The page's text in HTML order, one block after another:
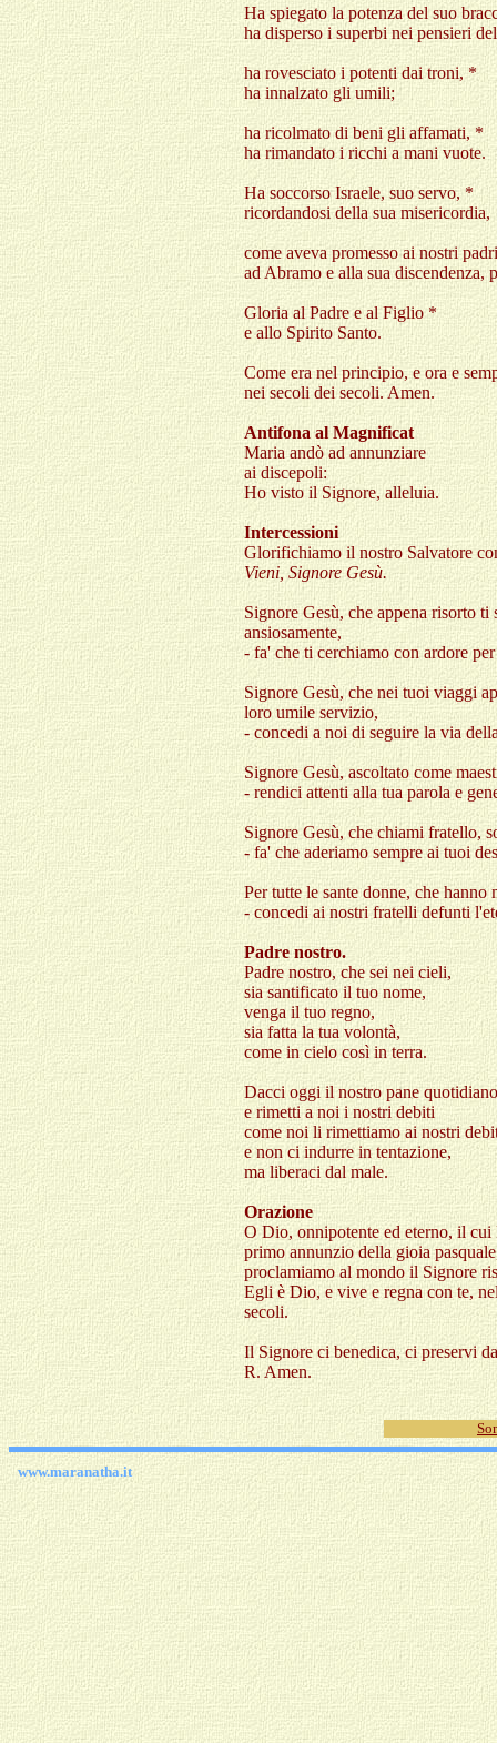
Ha spiegato la potenza del suo
ha disperso i superbi nei pensieri
ha rovesciato i potenti dai troni, *
ha innalzato gli umili;
ha ricolmato di beni gli affamati, *
ha rimandato i ricchi a mani vuote.
Ha soccorso Israele, suo servo, *
ricordandosi della sua misericordia,
come aveva promesso ai nostri
ad Abramo e alla sua discendenza,
Gloria al Padre e al Figlio *
e allo Spirito Santo.
Come era nel principio, e ora e
nei secoli dei secoli. Amen.
Antifona al Magnificat
Maria andò ad annunziare
ai discepoli:
Ho visto il Signore, alleluia.
Intercessioni
Glorifichiamo il nostro Salvatore
Vieni, Signore Gesù.
Signore Gesù, che appena risorto
ansiosamente,
- fa' che ti cerchiamo con ardore
Signore Gesù, che nei tuoi viaggi
loro umile servizio,
- concedi a noi di seguire la via
Signore Gesù, ascoltato come
- rendici attenti alla tua parola e
Signore Gesù, che chiami fratello,
- fa' che aderiamo sempre ai tuoi
Per tutte le sante donne, che
- concedi ai nostri fratelli defunti
Padre nostro.
Padre nostro, che sei nei cieli,
sia santificato il tuo nome,
venga il tuo regno,
sia fatta la tua volontà,
come in cielo così in terra.
Dacci oggi il nostro pane
e rimetti a noi i nostri debiti
come noi li rimettiamo ai nostri
e non ci indurre in tentazione,
ma liberaci dal male.
Orazione
O Dio, onnipotente ed eterno, il
primo annunzio della gioia
proclamiamo al mondo il Signore
Egli è Dio, e vive e regna con te,
secoli.
Il Signore ci benedica, ci preservi
R. Amen.
www.maranatha.it